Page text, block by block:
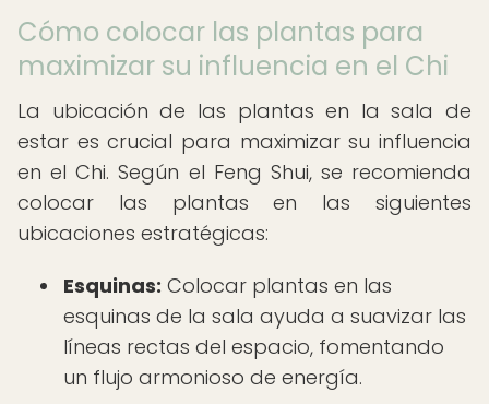
Cómo colocar las plantas para
maximizar su influencia en el Chi
La ubicación de las plantas en la sala de
estar es crucial para maximizar su influencia
en el Chi. Según el Feng Shui, se recomienda
colocar las plantas en las siguientes
ubicaciones estratégicas:
Esquinas: Colocar plantas en las
esquinas de la sala ayuda a suavizar las
líneas rectas del espacio, fomentando
un flujo armonioso de energía.